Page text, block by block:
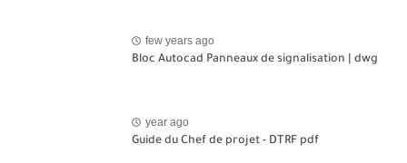
few years ago
Bloc Autocad Panneaux de signalisation | dwg
year ago
Guide du Chef de projet - DTRF pdf